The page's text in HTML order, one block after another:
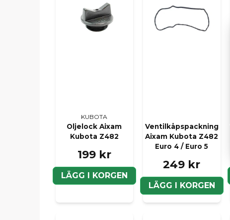
KUBOTA
Oljelock Aixam
Kubota Z482
199 kr
LÄGG I KORGEN
Ventilkåpspackning
Aixam Kubota Z482
Euro 4 / Euro 5
249 kr
LÄGG I KORGEN